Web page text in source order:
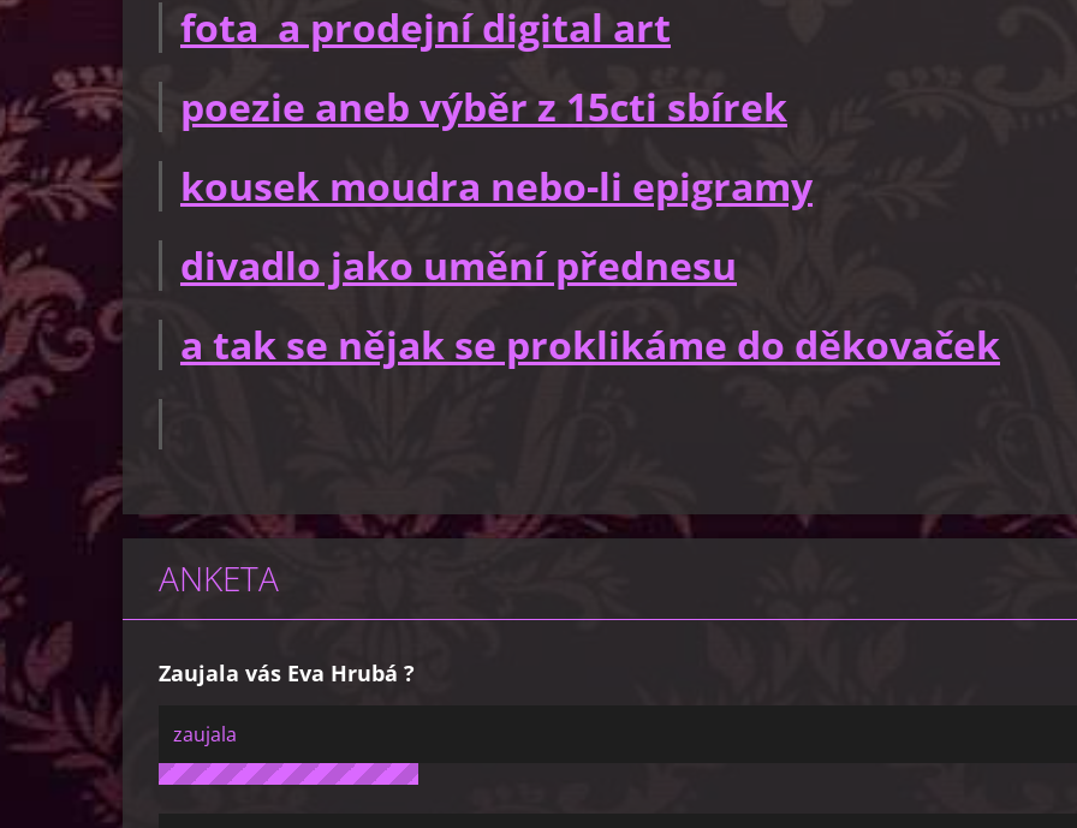
fota a prodejní digital art
poezie aneb výběr z 15cti sbírek
kousek moudra nebo-li epigramy
divadlo jako umění přednesu
a tak se nějak se proklikáme do děkovaček
ANKETA
Zaujala vás Eva Hrubá ?
zaujala